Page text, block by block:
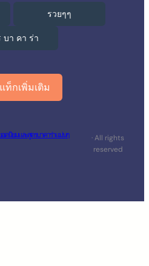
รวยๆๆ
บา คา ร่า
ท็กเพิ่มเติม
ดนิยม และสูตรบาคาร่าแม่นๆ
· All rights
reserved